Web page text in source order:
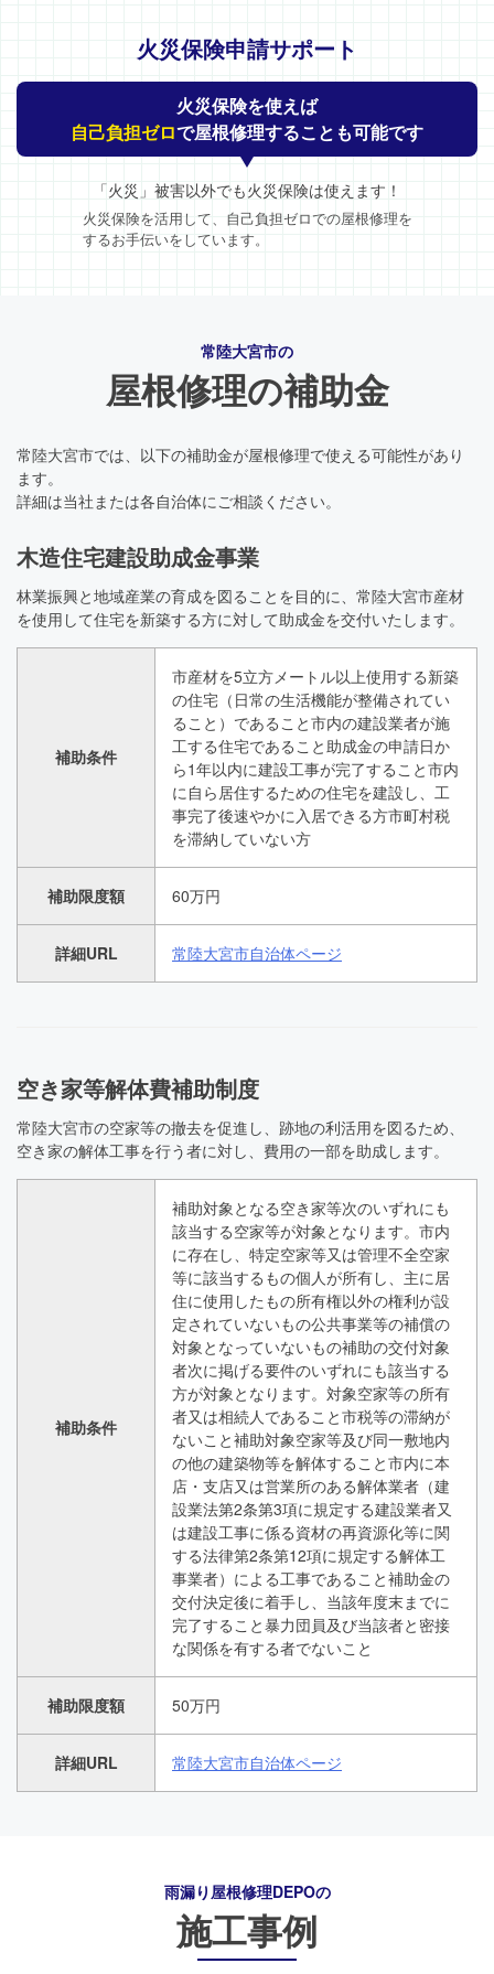
火災保険申請サポート
火災保険を使えば
自己負担ゼロで屋根修理することも可能です
「火災」被害以外でも火災保険は使えます！
火災保険を活用して、自己負担ゼロでの屋根修理を
するお手伝いをしています。
常陸大宮市の
屋根修理の補助金
常陸大宮市では、以下の補助金が屋根修理で使える可能性があり
ます。
詳細は当社または各自治体にご相談ください。
木造住宅建設助成金事業
林業振興と地域産業の育成を図ることを目的に、常陸大宮市産材
を使用して住宅を新築する方に対して助成金を交付いたします。
補助条件
市産材を5立方メートル以上使用する新築
の住宅（日常の生活機能が整備されてい
ること）であること市内の建設業者が施
工する住宅であること助成金の申請日か
ら1年以内に建設工事が完了すること市内
に自ら居住するための住宅を建設し、工
事完了後速やかに入居できる方市町村税
を滞納していない方
補助限度額 60万円
詳細URL 常陸大宮市自治体ページ
空き家等解体費補助制度
常陸大宮市の空家等の撤去を促進し、跡地の利活用を図るため、
空き家の解体工事を行う者に対し、費用の一部を助成します。
補助条件
補助対象となる空き家等次のいずれにも
該当する空家等が対象となります。市内
に存在し、特定空家等又は管理不全空家
等に該当するもの個人が所有し、主に居
住に使用したもの所有権以外の権利が設
定されていないもの公共事業等の補償の
対象となっていないもの補助の交付対象
者次に掲げる要件のいずれにも該当する
方が対象となります。対象空家等の所有
者又は相続人であること市税等の滞納が
ないこと補助対象空家等及び同一敷地内
の他の建築物等を解体すること市内に本
店・支店又は営業所のある解体業者（建
設業法第2条第3項に規定する建設業者又
は建設工事に係る資材の再資源化等に関
する法律第2条第12項に規定する解体工
事業者）による工事であること補助金の
交付決定後に着手し、当該年度末までに
完了すること暴力団員及び当該者と密接
な関係を有する者でないこと
補助限度額 50万円
詳細URL 常陸大宮市自治体ページ
雨漏り屋根修理DEPOの
施工事例